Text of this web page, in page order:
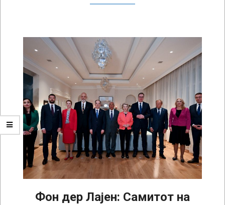
Фон дер Лајен: Самитот на